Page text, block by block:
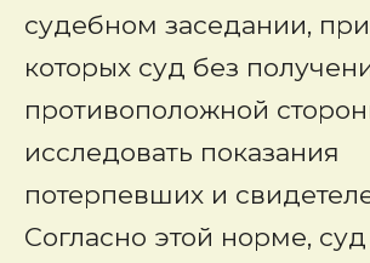
судебном заседании,
которых суд без
противоположной
исследовать показания
потерпевших и
Согласно этой норме,